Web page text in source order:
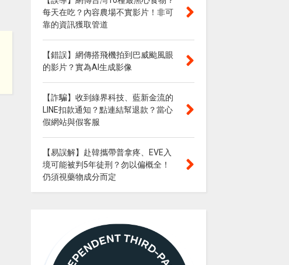
每天在吃？內容農場不實影片！非可
靠的資訊獲取管道
【錯誤】網傳搭飛機拍到巴威颱風眼
的影片？實為AI生成影像
【詐騙】收到綠界科技、藍新金流的
LINE扣款通知？點連結幫退款？當心
假網站與假客服
【易誤解】赴韓攜帶普拿疼、EVE入
境可能被判5年徒刑？勿以偏概全！
仍須視藥物成分而定